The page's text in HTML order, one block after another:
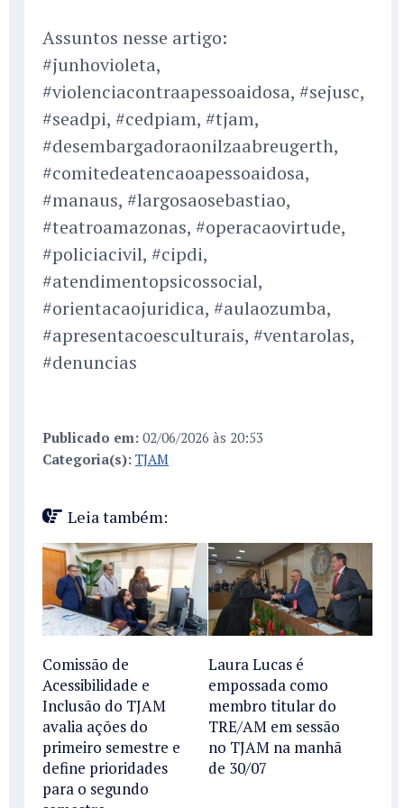
Assuntos nesse artigo:
#junhovioleta,
#violenciacontraapessoaidosa, #sejusc,
#seadpi, #cedpiam, #tjam,
#desembargadoraonilzaabreugerth,
#comitedeatencaoapessoaidosa,
#manaus, #largosaosebastiao,
#teatroamazonas, #operacaovirtude,
#policiacivil, #cipdi,
#atendimentopsicossocial,
#orientacaojuridica, #aulaozumba,
#apresentacoesculturais, #ventarolas,
#denuncias
Publicado em: 02/06/2026 às 20:53
Categoria(s): TJAM
Leia também:
Comissão de
Acessibilidade e
Inclusão do TJAM
avalia ações do
primeiro semestre e
define prioridades
para o segundo
Laura Lucas é
empossada como
membro titular do
TRE/AM em sessão
no TJAM na manhã
de 30/07